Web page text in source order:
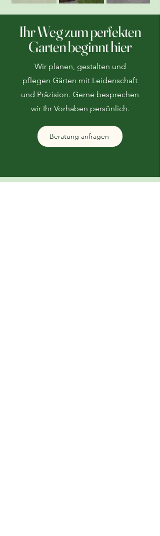
Ihr Weg zum perfekten
Garten beginnt hier
Wir planen, gestalten und
pflegen Gärten mit Leidenschaft
und Präzision. Gerne besprechen
wir Ihr Vorhaben persönlich.
Beratung anfragen